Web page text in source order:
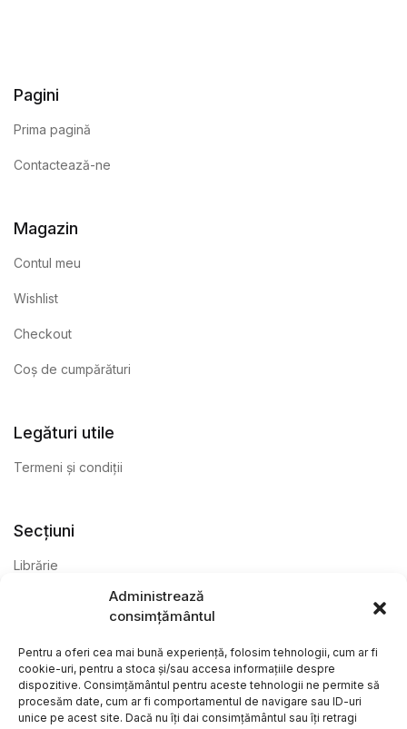
Administrează
consimțământul
Pentru a oferi cea mai bună experiență, folosim tehnologii, cum ar fi
cookie-uri, pentru a stoca și/sau accesa informațiile despre
dispozitive. Consimțământul pentru aceste tehnologii ne permite să
procesăm date, cum ar fi comportamentul de navigare sau ID-uri
unice pe acest site. Dacă nu îți dai consimțământul sau îți retragi
Pagini
Prima pagină
Contactează-ne
Magazin
Contul meu
Wishlist
Checkout
Coș de cumpărături
Legături utile
Termeni și condiții
Secțiuni
Librărie